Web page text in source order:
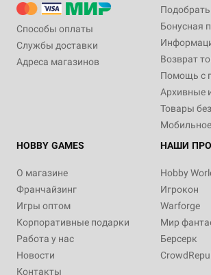
Способы оплаты
Службы доставки
Адреса магазинов
Подобрать
Бонусная
Возврат
Помощь с
Архивные
Товары
HOBBY GAMES
О магазине
Франчайзинг
Игры оптом
Корпоративные подарки
Работа у нас
Новости
Контакты
НАШИ
Hobby
Игрокон
Warforge
Мир
Берсерк